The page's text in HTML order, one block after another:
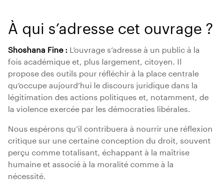
À qui s’adresse cet ouvrage ?
Shoshana Fine : L’ouvrage s’adresse à un public à la
fois académique et, plus largement, citoyen. Il
propose des outils pour réfléchir à la place centrale
qu’occupe aujourd’hui le discours juridique dans la
légitimation des actions politiques et, notamment, de
la violence exercée par les démocraties libérales.
Nous espérons qu’il contribuera à nourrir une réflexion
critique sur une certaine conception du droit, souvent
perçu comme totalisant, échappant à la maîtrise
humaine et associé à la moralité comme à la
nécessité.